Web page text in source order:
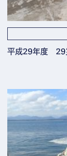
平成29年度 29